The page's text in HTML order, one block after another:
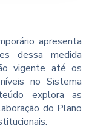
apresenta
dessa medida
vigente até os
no Sistema
explora as
do Plano